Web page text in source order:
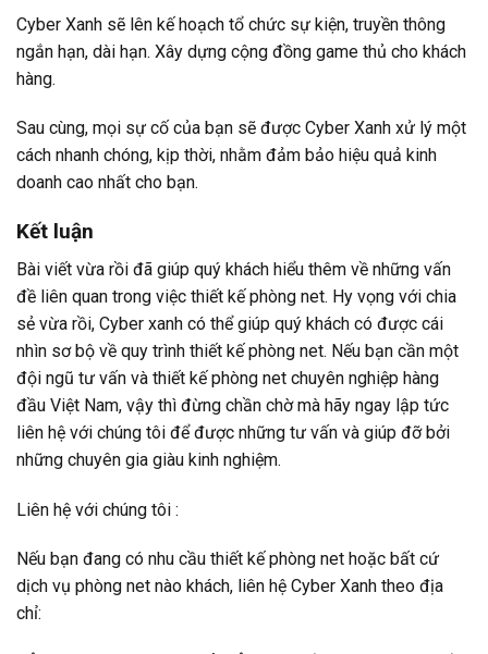
Cyber Xanh sẽ lên kế hoạch tổ chức sự kiện, truyền thông
ngắn hạn, dài hạn. Xây dựng cộng đồng game thủ cho khách
hàng.
Sau cùng, mọi sự cố của bạn sẽ được Cyber Xanh xử lý một
cách nhanh chóng, kịp thời, nhằm đảm bảo hiệu quả kinh
doanh cao nhất cho bạn.
Kết luận
Bài viết vừa rồi đã giúp quý khách hiểu thêm về những vấn
đề liên quan trong việc thiết kế phòng net. Hy vọng với chia
sẻ vừa rồi, Cyber xanh có thể giúp quý khách có được cái
nhìn sơ bộ về quy trình thiết kế phòng net. Nếu bạn cần một
đội ngũ tư vấn và thiết kế phòng net chuyên nghiệp hàng
đầu Việt Nam, vậy thì đừng chần chờ mà hãy ngay lập tức
liên hệ với chúng tôi để được những tư vấn và giúp đỡ bởi
những chuyên gia giàu kinh nghiệm.
Liên hệ với chúng tôi :
Nếu bạn đang có nhu cầu thiết kế phòng net hoặc bất cứ
dịch vụ phòng net nào khách, liên hệ Cyber Xanh theo địa
chỉ: